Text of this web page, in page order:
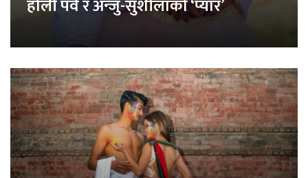
होली पर्व र अन्जु-सुशीलाको ‘प्यार’